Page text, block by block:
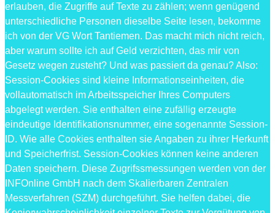
erlauben, die Zugriffe auf Texte zu zählen; wenn genügend
unterschiedliche Personen dieselbe Seite lesen, bekomme
ich von der VG Wort Tantiemen. Das macht mich nicht reich,
aber warum sollte ich auf Geld verzichten, das mir von
Gesetz wegen zusteht? Und was passiert da genau? Also:
Session-Cookies sind kleine Informationseinheiten, die
vollautomatisch im Arbeitsspeicher Ihres Computers
abgelegt werden. Sie enthalten eine zufällig erzeugte
eindeutige Identifikationsnummer, eine sogenannte Session-
ID. Wie alle Cookies enthalten sie Angaben zu ihrer Herkunft
und Speicherfrist. Session-Cookies können keine anderen
Daten speichern. Diese Zugrifssmessungen werden von der
INFOnline GmbH nach dem Skalierbaren Zentralen
Messverfahren (SZM) durchgeführt. Sie helfen dabei, die